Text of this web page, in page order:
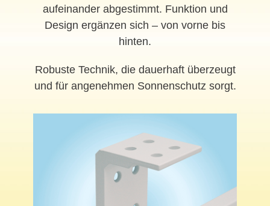
aufeinander abgestimmt. Funktion und
Design ergänzen sich – von vorne bis
hinten.
Robuste Technik, die dauerhaft überzeugt
und für angenehmen Sonnenschutz sorgt.